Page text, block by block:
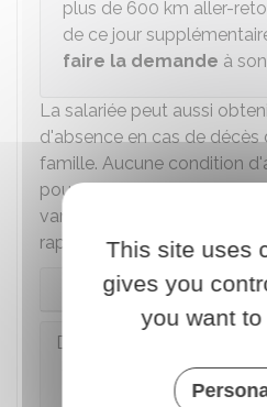
plus de 600 km aller-
de ce jour
faire la demande à
La salariée peut aussi
d'absence en cas de
famille. Aucune condition
pour avoir droit à ce
varie selon le statut de la
rapport au salarié.
Cas
Décès d'un enfant ou
de 25 ans à la charge
de la
This site uses
gives you
you want